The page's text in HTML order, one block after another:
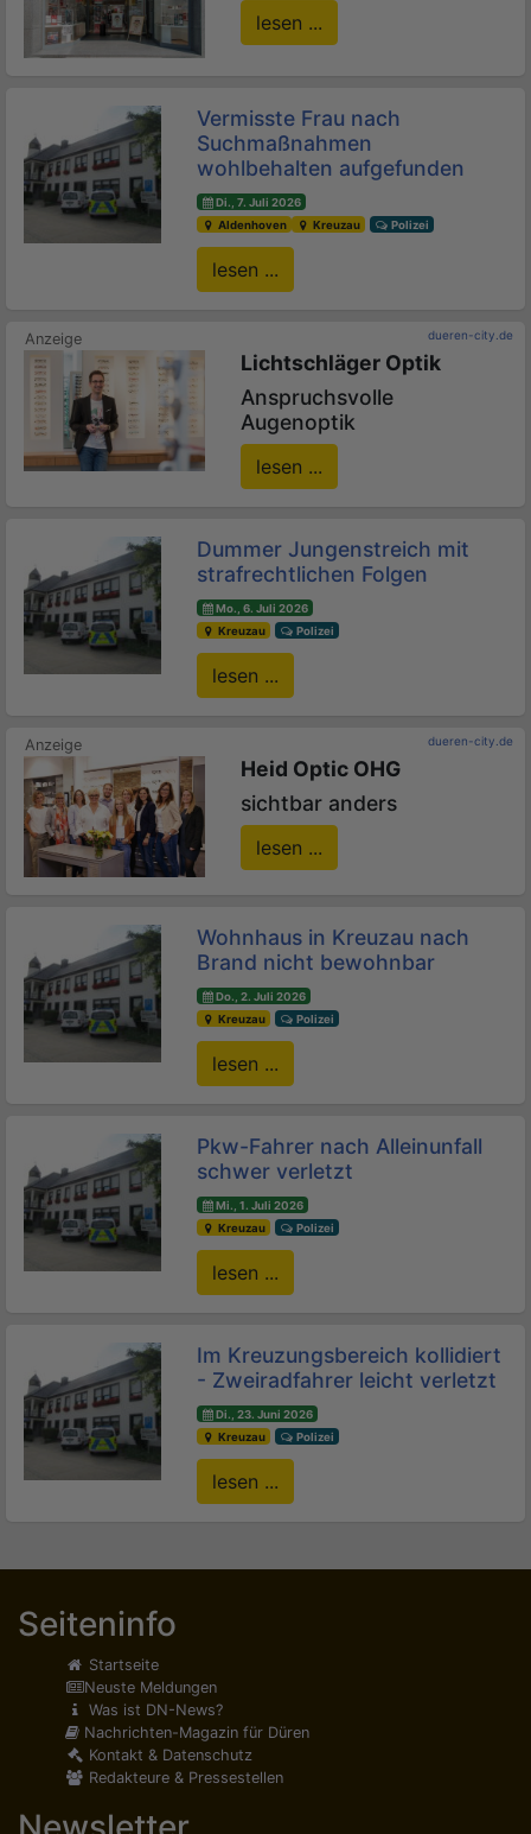
lesen ...
Vermisste Frau nach
Suchmaßnahmen
wohlbehalten aufgefunden
Di., 7. Juli 2026
Aldenhoven
Kreuzau Polizei
lesen ...
dueren-city.de
Lichtschläger Optik
Anspruchsvolle
Augenoptik
lesen ...
Dummer Jungenstreich mit
strafrechtlichen Folgen
Mo., 6. Juli 2026
Kreuzau
Polizei
lesen ...
dueren-city.de
Heid Optic OHG
sichtbar anders
lesen ...
Wohnhaus in Kreuzau nach
Brand nicht bewohnbar
Do., 2. Juli 2026
Kreuzau
Polizei
lesen ...
Pkw-Fahrer nach Alleinunfall
schwer verletzt
Mi., 1. Juli 2026
Kreuzau
Polizei
lesen ...
Im Kreuzungsbereich kollidiert
- Zweiradfahrer leicht verletzt
Di., 23. Juni 2026
Kreuzau
Polizei
lesen ...
Seiteninfo
Startseite
Neuste Meldungen
Was ist DN-News?
Nachrichten-Magazin für Düren
Kontakt & Datenschutz
Redakteure & Pressestellen